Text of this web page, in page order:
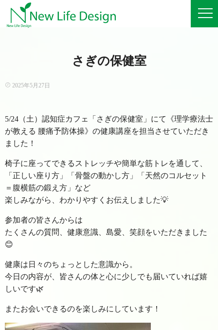
さぎの保健室
2025年5月27日
5/24（土）認知症カフェ「さぎの保健室」にて《理学療法士
が教える 腰痛予防体操》の健康講座を担当させていただき
ました！
椅子に座ってできるストレッチや簡単な筋トレを通して、
「正しい座り方」「骨盤の動かし方」「天然のコルセット
＝腹横筋の鍛え方」など
楽しみながら、わかりやすくお伝えしました💡
参加者の皆さんからは
たくさんの質問、健康意識、島愛、笑顔をいただきました
😊
健康は日々のちょっとした意識から。
今日の内容が、皆さんの体と心に少しでも届いていれば嬉
しいです🌿
またお会いできるのを楽しみにしています！